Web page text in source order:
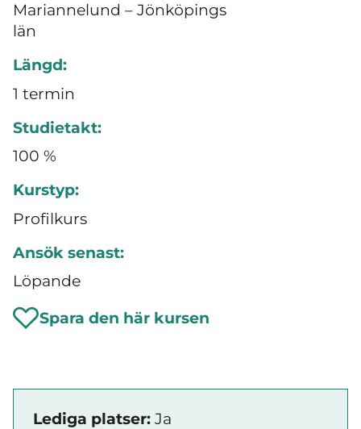
Mariannelund – Jönköpings
län
Längd:
1 termin
Studietakt:
100 %
Kurstyp:
Profilkurs
Ansök senast:
Löpande
Spara den här kursen
Lediga platser: Ja